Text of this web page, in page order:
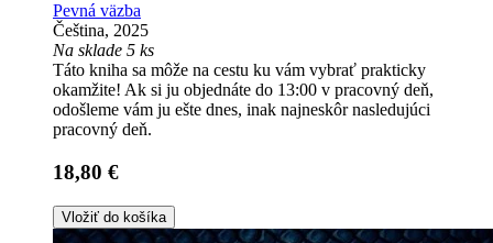
Pevná väzba
Čeština, 2025
Na sklade 5 ks
Táto kniha sa môže na cestu ku vám vybrať prakticky
okamžite! Ak si ju objednáte do 13:00 v pracovný deň,
odošleme vám ju ešte dnes, inak najneskôr nasledujúci
pracovný deň.
18,80 €
Vložiť do košíka